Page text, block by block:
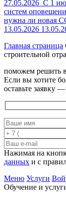
27.05.2026 С 1
систем
нужна ли новая
13.05.2026
Главная страница
строительной
поможем решить
Если вы хотите
оставьте заявку
Нажимая на
данных и с
Меню Услуги
Обучение и